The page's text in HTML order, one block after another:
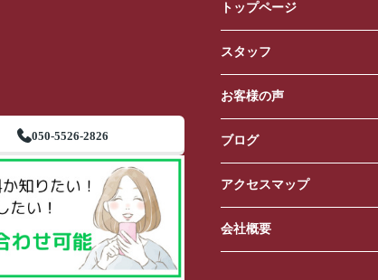
050-5526-2826
トップページ
スタッフ
お客様の声
ブログ
アクセスマップ
会社概要